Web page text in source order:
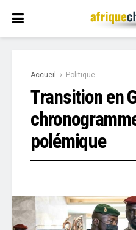
Accueil Politique
Transition en
polémique